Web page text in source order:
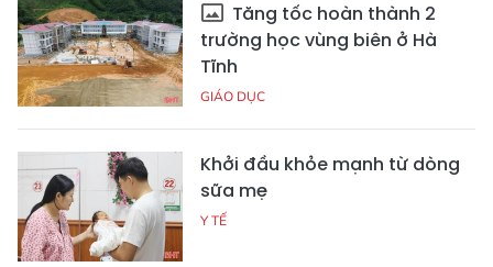
Tăng tốc hoàn thành 2
trường học vùng biên ở Hà
Tĩnh
GIÁO DỤC
Khởi đầu khỏe mạnh từ dòng
sữa mẹ
Y TẾ